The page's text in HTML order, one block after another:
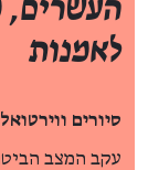
העשרים,
לאמנות
סיורים
עקב המצב